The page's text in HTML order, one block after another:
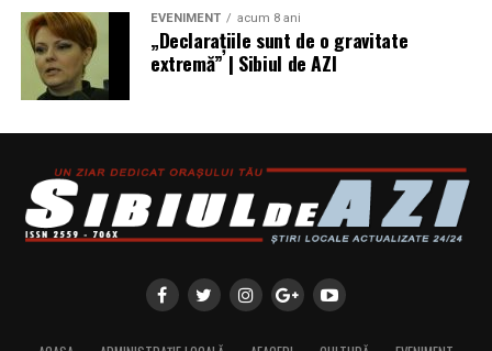
EVENIMENT acum 8 ani
„Declaraţiile sunt de o gravitate
extremă” | Sibiul de AZI